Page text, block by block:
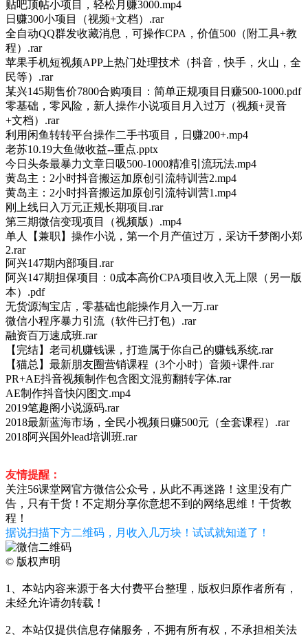
贴吧顶帖小项目，轻松月赚3000.mp4
日赚300小项目（视频+文档）.rar
全自动QQ群发收藏消息，可操作CPA，价值500（附工具+教
程）.rar
苹果手机短视频APP上热门处理技术（抖音，快手，火山，全
民等）.rar
某兴145期售价7800合购项目：简单正规项目日赚500-1000.pdf
零基础，零风险，新人操作小说项目月入过万（视频+灵音
+文档）.rar
利用闲鱼转转平台操作二手书项目，日赚200+.mp4
老苏10.19大鱼做收益--重点.pptx
今日头条最暴力文章日吸500-1000精准引流玩法.mp4
黄岛主：2小时抖音搬运加原创引流特训营2.mp4
黄岛主：2小时抖音搬运加原创引流特训营1.mp4
刚上线日入万元正规长期项目.rar
第三期微信变现项目（视频版）.mp4
单人【兼职】操作小说，第一个月产值过万，采访千梦阁小郑
2.rar
阿兴147期内部项目.rar
阿兴147期担保项目：0成本高价CPA项目收入无上限（另一版
本）.pdf
无货源淘宝店，零基础也能操作月入一万.rar
微信小程序暴力引流（软件已打包）.rar
融资百万速成班.rar
【完结】老司机赚钱课，打造属于你自己的赚钱系统.rar
【猫总】最新朋友圈营销课程（3个小时）音频+课件.rar
PR+AE抖音视频制作包含图文混剪翻转字体.rar
AE制作抖音快闪图文.mp4
2019笔趣阁小说源码.rar
2018最新蓝海市场，全民小视频日赚500元（全套课程）.rar
2018阿兴国外lead培训班.rar
友情提醒：
关注56课堂网官方微信公众号，从此不再迷路！这里没有广
告，只有干货！不定期分享你意想不到的网络思维！干货教
程！
据说扫描下方二维码，月收入几万块！试试就知道了！
© 版权声明
1、本站内容来源于各大付费平台整理，版权归原作者所有，
未经允许请勿转载！
2、本站仅提供信息存储服务，不拥有所有权，不承担相关法